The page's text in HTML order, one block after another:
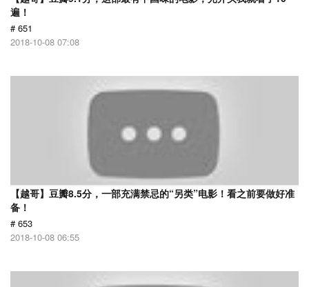
遍！
# 651
2018-10-08 07:08
【越哥】豆瓣8.5分，一部充满禁忌的“另类”电影！看之前要做好准
备！
# 653
2018-10-08 06:55